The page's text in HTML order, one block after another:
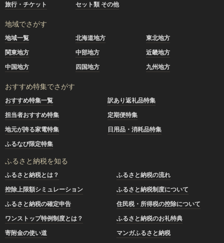
旅行・チケット
セット類 その他
地域でさがす
地域一覧 北海道地方
東北地方
関東地方
中部地方
近畿地方
中国地方
四国地方 九州地方
おすすめ特集でさがす
おすすめ特集一覧
訳あり返礼品特集
担当者おすすめ特集
定期便特集
地元が誇る家電特集
日用品・消耗品特集
ふるなび限定特集
ふるさと納税を知る
ふるさと納税とは？
ふるさと納税の流れ
控除上限額シミュレーション
ふるさと納税制度について
ふるさと納税の確定申告
住民税・所得税の控除について
ワンストップ特例制度とは？
ふるさと納税のお礼特典
寄附金の使い道
マンガふるさと納税